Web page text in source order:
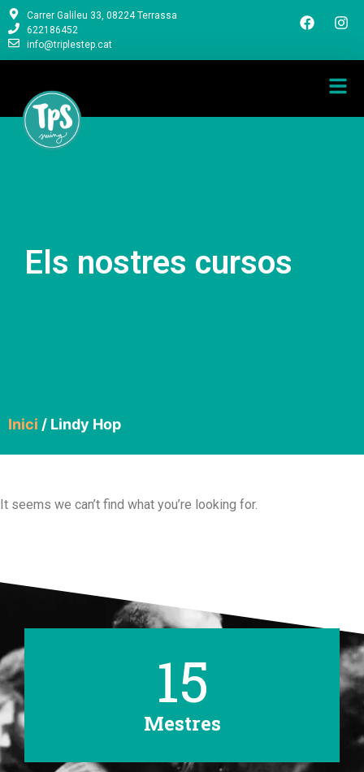
Carrer Galileu 33, 08224 Terrassa
622186452
info@triplestep.cat
Els nostres cursos
Inici / Lindy Hop
It seems we can’t find what you’re looking for.
Mestres
15